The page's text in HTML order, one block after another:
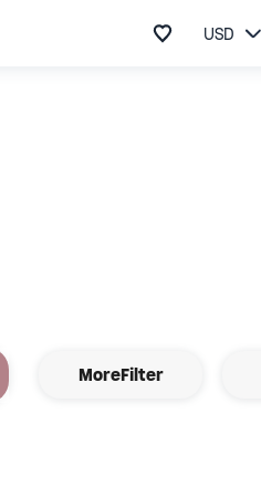
USD
MoreFilter